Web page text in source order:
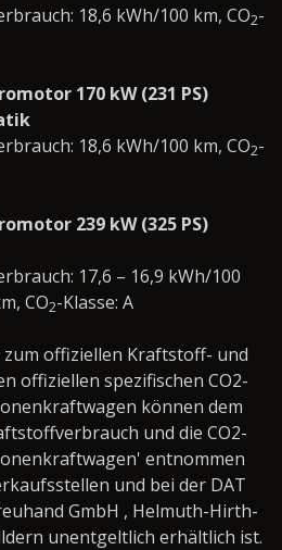
18,6 kWh/100 km, CO2-
170 kW (231 PS)
18,6 kWh/100 km, CO2-
239 kW (325 PS)
17,6 – 16,9 kWh/100
CO2-Klasse: A
offiziellen Kraftstoff- und
offiziellen spezifischen CO2-
können dem
und die CO2-
entnommen
und bei der DAT
GmbH , Helmuth-Hirth-
unentgeltlich erhältlich ist.